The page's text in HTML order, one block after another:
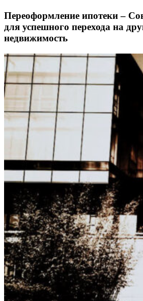
Переоформление ипотеки –
для успешного перехода на
недвижимость